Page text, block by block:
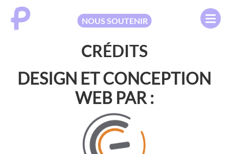
NOUS SOUTENIR
CRÉDITS
DESIGN ET CONCEPTION
WEB PAR :